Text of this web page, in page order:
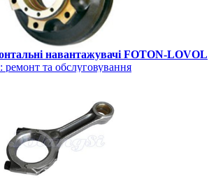
навантажувачі FOTON-LOVOL
та обслуговування
техніки